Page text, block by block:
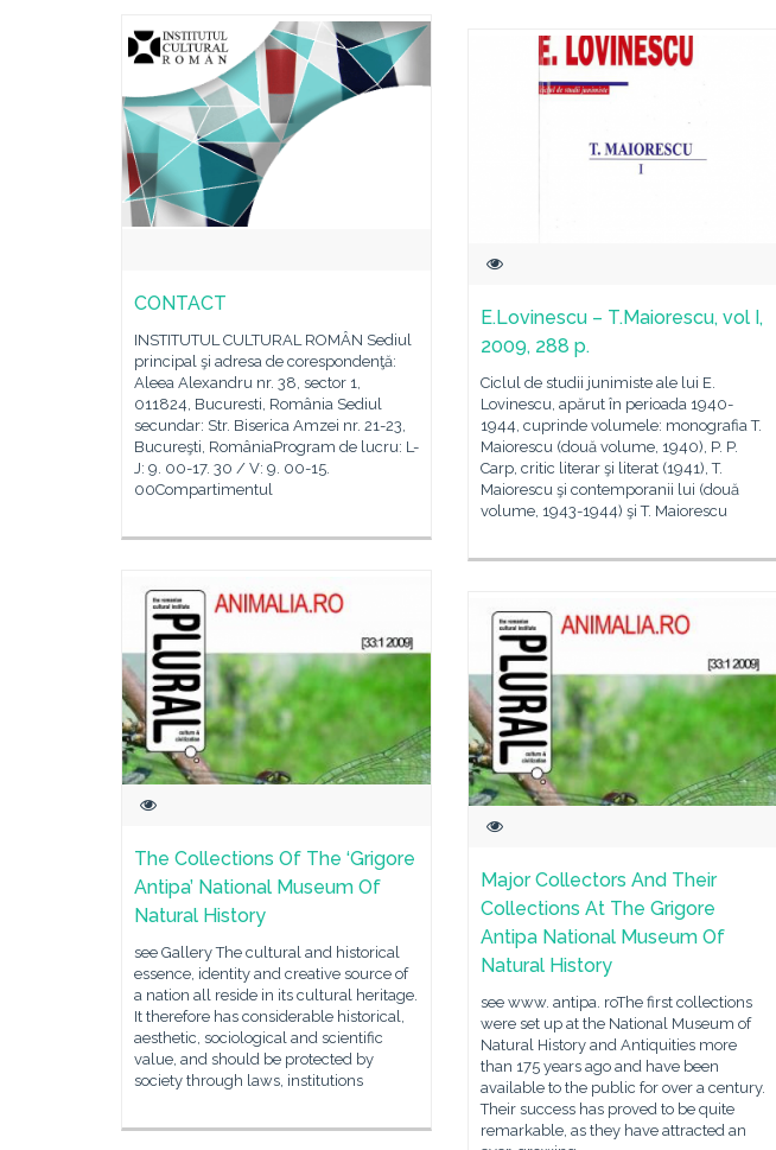
CONTACT
INSTITUTUL CULTURAL ROMÂN Sediul
principal şi adresa de corespondenţă:
Aleea Alexandru nr. 38, sector 1,
011824, Bucuresti, România Sediul
secundar: Str. Biserica Amzei nr. 21-23,
Bucureşti, RomâniaProgram de lucru: L-
J: 9. 00-17. 30 / V: 9. 00-15.
00Compartimentul
E.Lovinescu – T.Maiorescu, vol I,
2009, 288 p.
Ciclul de studii junimiste ale lui E.
Lovinescu, apărut în perioada 1940-
1944, cuprinde volumele: monografia T.
Maiorescu (două volume, 1940), P. P.
Carp, critic literar şi literat (1941), T.
Maiorescu şi contemporanii lui (două
volume, 1943-1944) şi T. Maiorescu
The Collections Of The ‘Grigore
Antipa’ National Museum Of
Natural History
see Gallery The cultural and historical
essence, identity and creative source of
a nation all reside in its cultural heritage.
It therefore has considerable historical,
aesthetic, sociological and scientific
value, and should be protected by
society through laws, institutions
Major Collectors And Their
Collections At The Grigore
Antipa National Museum Of
Natural History
see www. antipa. roThe first collections
were set up at the National Museum of
Natural History and Antiquities more
than 175 years ago and have been
available to the public for over a century.
Their success has proved to be quite
remarkable, as they have attracted an